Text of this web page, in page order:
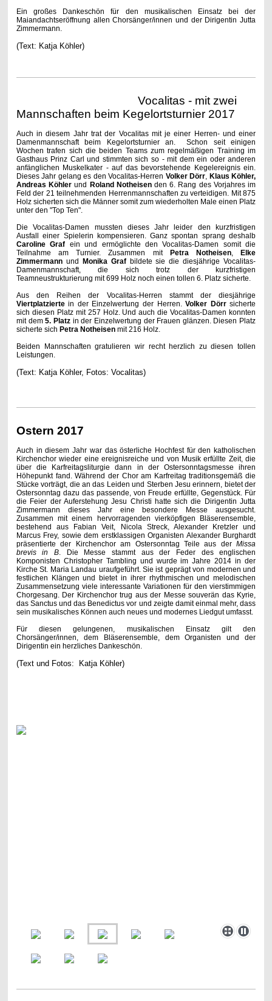
Ein großes Dankeschön für den musikalischen Einsatz bei der
Maiandachtseröffnung allen Chorsänger/innen und der Dirigentin Jutta
Zimmermann.
(Text: Katja Köhler)
Vocalitas - mit zwei
Mannschaften beim Kegelortsturnier 2017
Auch in diesem Jahr trat der Vocalitas mit je einer Herren- und einer
Damenmannschaft beim Kegelortsturnier an. Schon seit einigen
Wochen trafen sich die beiden Teams zum regelmäßigen Training im
Gasthaus Prinz Carl und stimmten sich so - mit dem ein oder anderen
anfänglichen Muskelkater - auf das bevorstehende Kegelereignis ein.
Dieses Jahr gelang es den Vocalitas-Herren Volker Dörr, Klaus Köhler,
Andreas Köhler und Roland Notheisenden 6. Rang des Vorjahres im
Feld der 21 teilnehmenden Herrenmannschaften zu verteidigen. Mit 875
Holz sicherten sich die Männer somit zum wiederholten Male einen Platz
unter den "Top Ten".
Die Vocalitas-Damen mussten dieses Jahr leider den kurzfristigen
Ausfall einer Spielerin kompensieren. Ganz spontan sprang deshalb
Caroline Graf ein und ermöglichte den Vocalitas-Damen somit die
Teilnahme am Turnier. Zusammen mit
Petra Notheisen,
Elke
Zimmermannund Monika Grafbildete sie die diesjährige Vocalitas-
Damenmannschaft, die sich trotz der kurzfristigen
Teamneustrukturierung mit 699 Holz noch einen tollen 6. Platz sicherte.
Aus den Reihen der Vocalitas-Herren stammt der diesjährige
Viertplatziertein der Einzelwertung der Herren.Volker Dörrsicherte
sich diesen Platz mit 257 Holz. Und auch die Vocalitas-Damen konnten
mit dem5. Platzin der Einzelwertung der Frauen glänzen. Diesen Platz
sicherte sich Petra Notheisenmit 216 Holz.
Beiden Mannschaften gratulieren wir recht herzlich zu diesen tollen
Leistungen.
(Text: Katja Köhler, Fotos: Vocalitas)
Ostern 2017
Auch in diesem Jahr war das österliche Hochfest für den katholischen
Kirchenchor wieder eine ereignisreiche und von Musik erfüllte Zeit, die
über die Karfreitagsliturgie dann in der Ostersonntagsmesse ihren
Höhepunkt fand. Während der Chor am Karfreitag traditionsgemäß die
Stücke vorträgt, die an das Leiden und Sterben Jesu erinnern, bietet der
Ostersonntag dazu das passende, von Freude erfüllte, Gegenstück. Für
die Feier der Auferstehung Jesu Christi hatte sich die Dirigentin Jutta
Zimmermann dieses Jahr eine besondere Messe ausgesucht.
Zusammen mit einem hervorragenden vierköpfigen Bläserensemble,
bestehend aus Fabian Veit, Nicola Streck, Alexander Kretzler und
Marcus Frey, sowie dem erstklassigen Organisten Alexander Burghardt
präsentierte der Kirchenchor am Ostersonntag Teile aus derMissa
brevis in B. Die Messe stammt aus der Feder des englischen
Komponisten Christopher Tambling und wurde im Jahre 2014 in der
Kirche St. Maria Landau uraufgeführt. Sie ist geprägt von modernen und
festlichen Klängen und bietet in ihrer rhythmischen und melodischen
Zusammensetzung viele interessante Variationen für den vierstimmigen
Chorgesang. Der Kirchenchor trug aus der Messe souverän das Kyrie,
das Sanctus und das Benedictus vor und zeigte damit einmal mehr, dass
sein musikalisches Können auch neues und modernes Liedgut umfasst.
Für diesen gelungenen, musikalischen Einsatz gilt den
Chorsänger/innen, dem Bläserensemble, dem Organisten und der
Dirigentin ein herzliches Dankeschön.
(Text und Fotos: Katja Köhler)